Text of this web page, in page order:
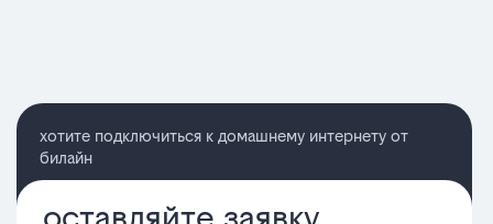
хотите подключиться к домашнему интернету от
билайн